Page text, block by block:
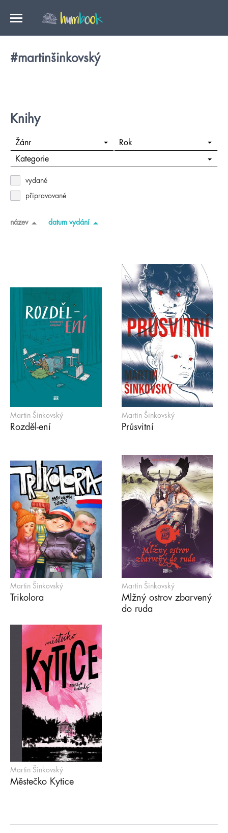
#martinšinkovský
Knihy
Žánr Rok
Kategorie
vydané
připravované
název datum vydání
Martin Šinkovský
Rozděl-ení
Martin Šinkovský
Průsvitní
Martin Šinkovský
Trikolora
Martin Šinkovský
Mlžný ostrov zbarvený
do ruda
Martin Šinkovský
Městečko Kytice